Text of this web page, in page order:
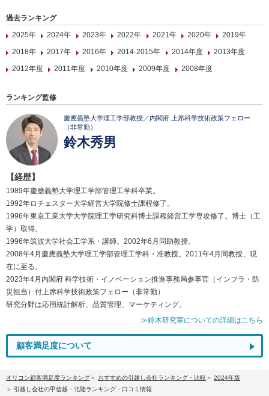
過去ランキング
2025年
2024年 2023年 2022年 2021年 2020年
2019年
2018年
2017年 2016年 2014-2015年 2014年度
2013年度
2012年度
2011年度 2010年度 2009年度 2008年度
ランキング監修
慶應義塾大学理工学部教授／内閣府 上席科学技術政策フェロー
（非常勤）
鈴木秀男
【経歴】
1989年慶應義塾大学理工学部管理工学科卒業。
1992年ロチェスター大学経営大学院修士課程修了。
1996年東京工業大学大学院理工学研究科博士課程経営工学専攻修了。博士（工
学）取得。
1996年筑波大学社会工学系・講師。2002年6月同助教授。
2008年4月慶應義塾大学理工学部管理工学科・准教授。2011年4月同教授、現
在に至る。
2023年4月内閣府 科学技術・イノベーション推進事務局参事官（インフラ・防
災担当）付上席科学技術政策フェロー（非常勤）
研究分野は応用統計解析、品質管理、マーケティング。
≫鈴木研究室についての詳細はこちら
顧客満足度について
オリコン顧客満足度ランキング おすすめの引越し会社ランキング・比較
2024年版
引越し会社の甲信越・北陸ランキング・口コミ情報